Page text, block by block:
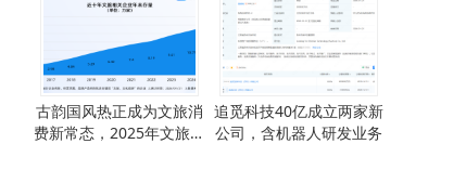
古韵国风热正成为文旅消
费新常态，2025年文旅相
追觅科技40亿成立两家新
公司，含机器人研发业务